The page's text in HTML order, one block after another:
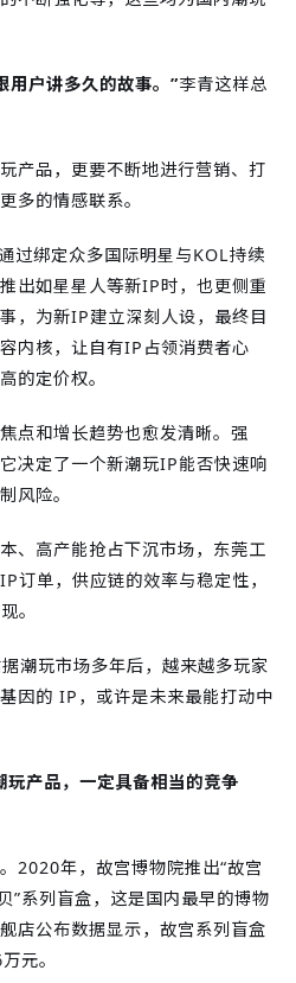
用户讲多久的故事。”李青这样总
产品，更要不断地进行营销、打
多的情感联系。
过绑定众多国际明星与KOL持续
出如星星人等新IP时，也更侧重
，为新IP建立深刻人设，最终目
内核，让自有IP占领消费者心
的定价权。
点和增长趋势也愈发清晰。强
决定了一个新潮玩IP能否快速响
风险。
、高产能抢占下沉市场，东莞工
订单，供应链的效率与稳定性，
。
潮玩市场多年后，越来越多玩家
因的 IP，或许是未来最能打动中
产品，一定具备相当的竞争
2020年，故宫博物院推出“故宫
”系列盲盒，这是国内最早的博物
店公布数据显示，故宫系列盲盒
元。